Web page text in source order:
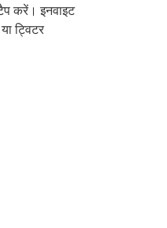
करें। इनवाइट
ट्विटर